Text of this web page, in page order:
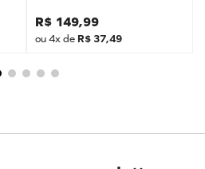
R$ 149,99
ou4x de R$ 37,49